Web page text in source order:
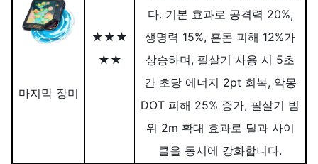
마지막 장미
★★★
★★
다. 기본 효과로 공격력 20%,
생명력 15%, 혼돈 피해 12%가
상승하며, 필살기 사용 시 5초
간 초당 에너지 2pt 회복, 악몽
DOT 피해 25% 증가, 필살기 범
위 2m 확대 효과로 딜과 사이
클을 동시에 강화합니다.